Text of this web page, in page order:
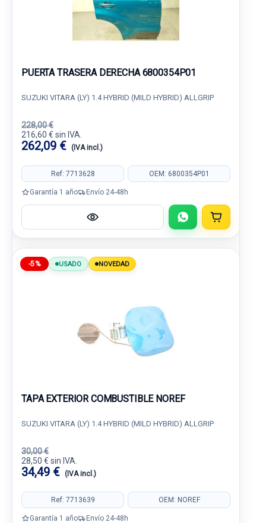
PUERTA TRASERA DERECHA 6800354P01
SUZUKI VITARA (LY) 1.4 HYBRID (MILD HYBRID) ALLGRIP
228,00 €
216,60 € sin IVA.
262,09 € (IVA incl.)
Ref: 7713628 OEM: 6800354P01
Garantía 1 año Envío 24-48h
-5% USADO NOVEDAD
TAPA EXTERIOR COMBUSTIBLE NOREF
SUZUKI VITARA (LY) 1.4 HYBRID (MILD HYBRID) ALLGRIP
30,00 €
28,50 € sin IVA.
34,49 € (IVA incl.)
Ref: 7713639 OEM: NOREF
Garantía 1 año Envío 24-48h